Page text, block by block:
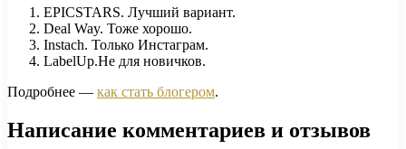
EPICSTARS. Лучший вариант.
Deal Way. Тоже хорошо.
Instach. Только Инстаграм.
LabelUp.Не для новичков.
Подробнее — как стать блогером.
Написание комментариев и отзывов